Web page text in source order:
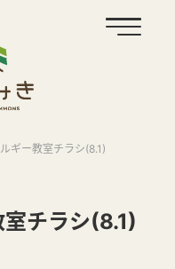
ギー教室チラシ(8.1)
チラシ(8.1)